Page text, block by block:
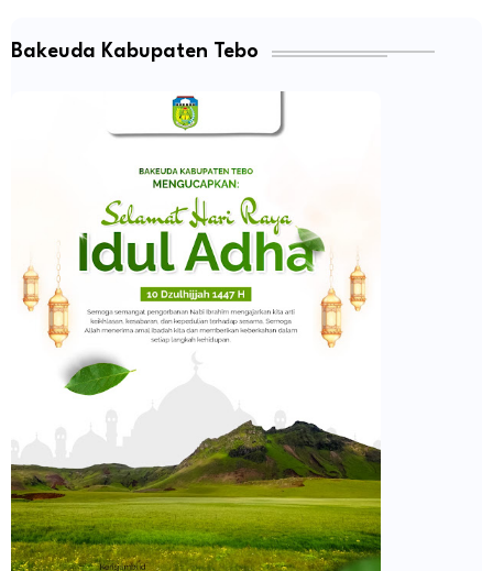
Bakeuda Kabupaten Tebo